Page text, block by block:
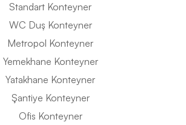
Standart Konteyner
WC Duş Konteyner
Metropol Konteyner
Yemekhane Konteyner
Yatakhane Konteyner
Şantiye Konteyner
Ofis Konteyner